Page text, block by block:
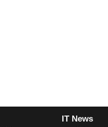
IT News